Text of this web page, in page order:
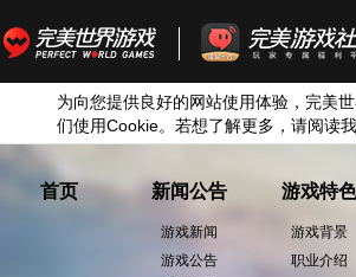
为向您提供良好的网站使用体验，完美
们使用Cookie。若想了解更多，请阅读
首页 新闻公告
游戏新闻
游戏公告
游戏特色
游戏背景
职业介绍